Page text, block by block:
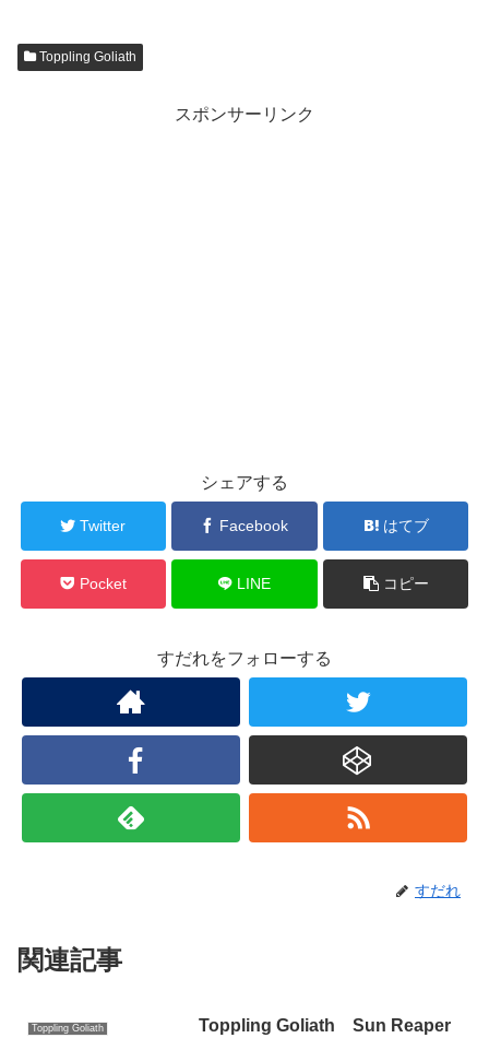
Toppling Goliath
スポンサーリンク
シェアする
Twitter Facebook はてブ
Pocket LINE コピー
すだれをフォローする
すだれ
関連記事
Toppling Goliath Toppling Goliath Sun Reaper